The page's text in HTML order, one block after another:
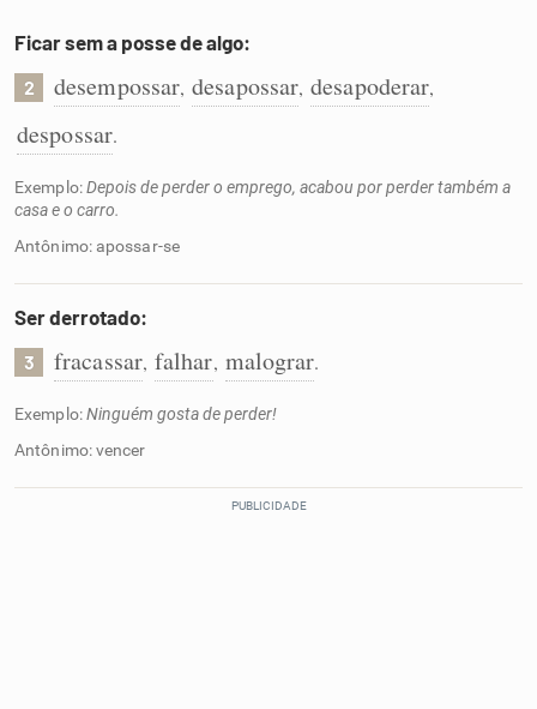
Conexões
Caça-palavras
Dicionário
Ficar sem a posse de algo:
2 desempossar, desapossar, desapoderar,
despossar.
Exemplo:Depois de perder o emprego, acabou por perder também a
casa e o carro.
Antônimo: apossar-se
Ser derrotado:
3 fracassar, falhar, malograr.
Exemplo:Ninguém gosta de perder!
Antônimo: vencer